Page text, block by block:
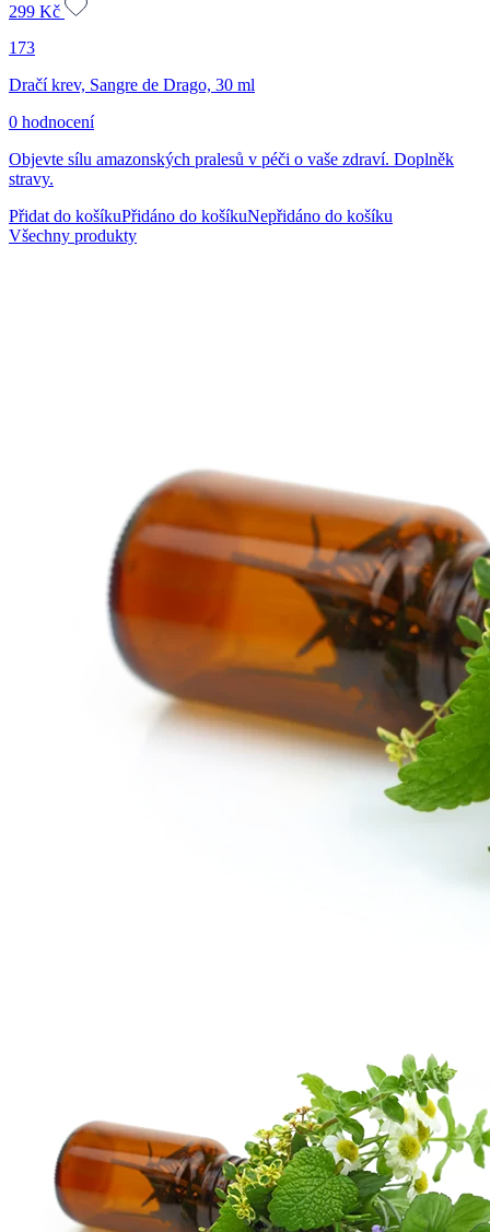
299 Kč
173
Dračí krev, Sangre de Drago, 30 ml
0 hodnocení
Objevte sílu amazonských pralesů v péči o vaše zdraví. Doplněk
stravy.
Přidat do košíkuPřidáno do košíkuNepřidáno do košíku
Všechny produkty